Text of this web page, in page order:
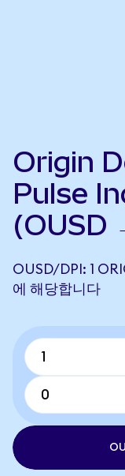
Origin
Pulse
(OUSD
OUSD/DPI: 1
에 해당합니다